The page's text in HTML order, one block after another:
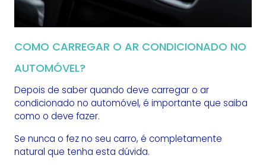
COMO CARREGAR O AR CONDICIONADO NO
AUTOMÓVEL?
Depois de saber quando deve carregar o ar
condicionado no automóvel, é importante que saiba
como o deve fazer.
Se nunca o fez no seu carro, é completamente
natural que tenha esta dúvida.